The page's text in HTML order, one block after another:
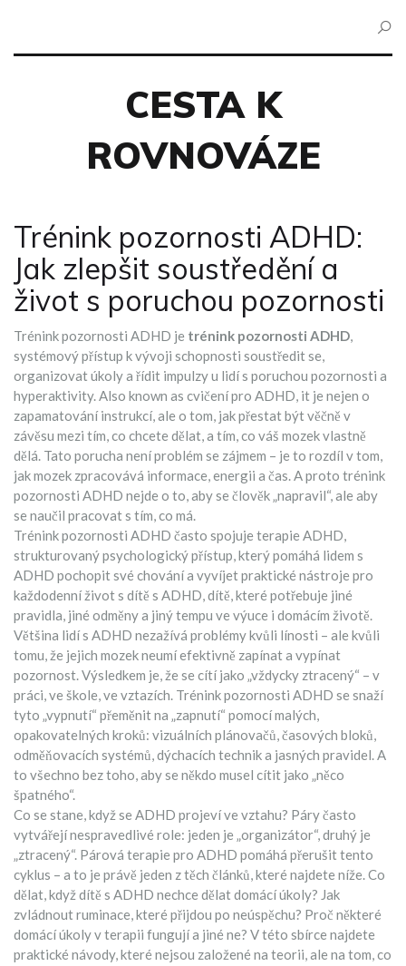
CESTA K
ROVNOVÁZE
Trénink pozornosti ADHD:
Jak zlepšit soustředění a
život s poruchou pozornosti
Trénink pozornosti ADHD je trénink pozornosti ADHD,
systémový přístup k vývoji schopnosti soustředit se,
organizovat úkoly a řídit impulzy u lidí s poruchou pozornosti a
hyperaktivity. Also known as cvičení pro ADHD, it je nejen o
zapamatování instrukcí, ale o tom, jak přestat být věčně v
závěsu mezi tím, co chcete dělat, a tím, co váš mozek vlastně
dělá. Tato porucha není problém se zájmem – je to rozdíl v tom,
jak mozek zpracovává informace, energii a čas. A proto trénink
pozornosti ADHD nejde o to, aby se člověk „napravil“, ale aby
se naučil pracovat s tím, co má.
Trénink pozornosti ADHD často spojuje terapie ADHD,
strukturovaný psychologický přístup, který pomáhá lidem s
ADHD pochopit své chování a vyvíjet praktické nástroje pro
každodenní živots dítě s ADHD,dítě, které potřebuje jiné
pravidla, jiné odměny a jiný tempu ve výuce i domácím životě.
Většina lidí s ADHD nezažívá problémy kvůli línosti – ale kvůli
tomu, že jejich mozek neumí efektivně zapínat a vypínat
pozornost. Výsledkem je, že se cítí jako „vždycky ztracený“ – v
práci, ve škole, ve vztazích. Trénink pozornosti ADHD se snaží
tyto „vypnutí“ přeměnit na „zapnutí“ pomocí malých,
opakovatelných kroků: vizuálních plánovačů, časových bloků,
odměňovacích systémů, dýchacích technik a jasných pravidel. A
to všechno bez toho, aby se někdo musel cítit jako „něco
špatného“.
Co se stane, když se ADHD projeví ve vztahu? Páry často
vytvářejí nespravedlivé role: jeden je „organizátor“, druhý je
„ztracený“. Párová terapie pro ADHD pomáhá přerušit tento
cyklus – a to je právě jeden z těch článků, které najdete níže. Co
dělat, když dítě s ADHD nechce dělat domácí úkoly? Jak
zvládnout ruminace, které přijdou po neúspěchu? Proč některé
domácí úkoly v terapii fungují a jiné ne? V této sbírce najdete
praktické návody, které nejsou založené na teorii, ale na tom, co